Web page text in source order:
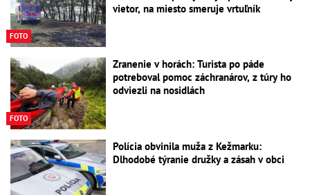
FOTO
vietor, na miesto smeruje vrtuľník
FOTO
Zranenie v horách: Turista po páde
potreboval pomoc záchranárov, z túry ho
odviezli na nosidlách
Polícia obvinila muža z Kežmarku:
Dlhodobé týranie družky a zásah v obci